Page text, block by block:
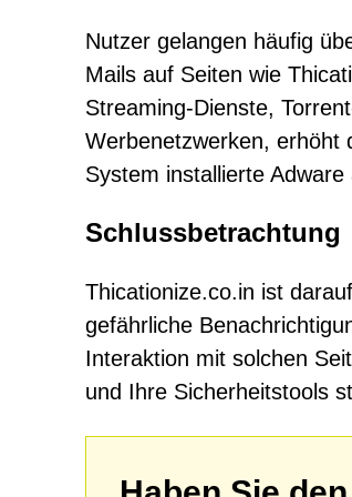
Nutzer gelangen häufig
Mails auf Seiten wie
Streaming-Dienste,
Werbenetzwerken, erhöht
System installierte
Schlussbetrachtung
Thicationize.co.in ist
gefährliche
Interaktion mit solchen
und Ihre Sicherheitstools